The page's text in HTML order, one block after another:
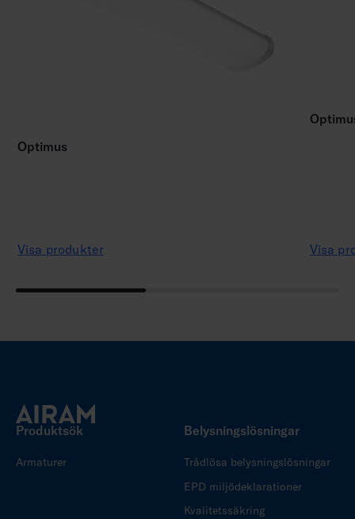
Optimus
Visa produkter Visa
Produktsök
Armaturer
Belysningslösningar
Trådlösa belysningslösningar
EPD miljödeklarationer
Kvalitetssäkring